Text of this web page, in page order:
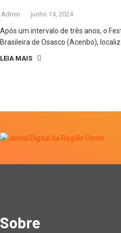
Admin junho 14, 2024
Após um intervalo de três anos, o
Brasileira de Osasco (Acenbo),
LEIA MAIS
Sobre